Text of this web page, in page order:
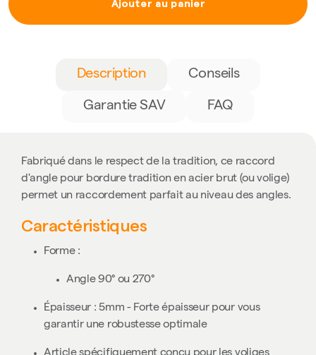
Ajouter au panier
Description Conseils
Garantie SAV FAQ
Fabriqué dans le respect de la tradition, ce raccord
d'angle pour bordure tradition en acier brut (ou volige)
permet un raccordement parfait au niveau des angles.
Caractéristiques
Forme :
Angle 90° ou 270°
Épaisseur : 5mm - Forte épaisseur pour vous
garantir une robustesse optimale